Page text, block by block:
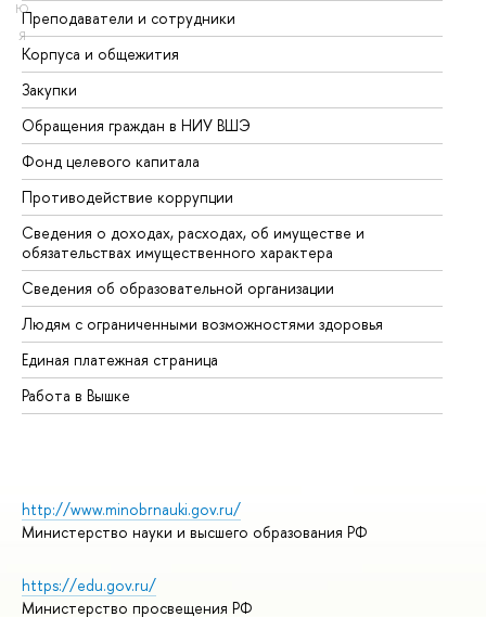
Ю
Я
Преподаватели и сотрудники
Корпуса и общежития
Закупки
Обращения граждан в НИУ ВШЭ
Фонд целевого капитала
Противодействие коррупции
Сведения о доходах, расходах, об имуществе и
обязательствах имущественного характера
Сведения об образовательной организации
Людям с ограниченными возможностями здоровья
Единая платежная страница
Работа в Вышке
http://www.minobrnauki.gov.ru/
Министерство науки и высшего образования РФ
https://edu.gov.ru/
Министерство просвещения РФ